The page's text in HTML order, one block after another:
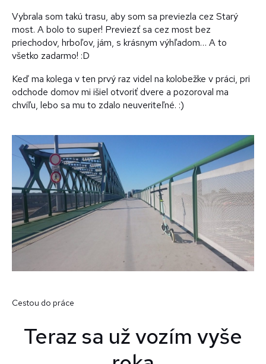
Vybrala som takú trasu, aby som sa previezla cez Starý
most. A bolo to super! Previezť sa cez most bez
priechodov, hrboľov, jám, s krásnym výhľadom… A to
všetko zadarmo! :D
Keď ma kolega v ten prvý raz videl na kolobežke v práci, pri
odchode domov mi išiel otvoriť dvere a pozoroval ma
chvíľu, lebo sa mu to zdalo neuveriteľné. :)
Cestou do práce
Teraz sa už vozím vyše